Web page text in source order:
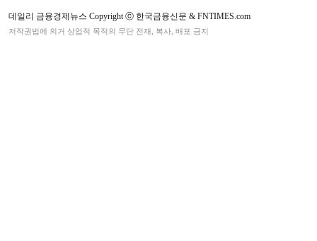
데일리 금융경제뉴스 Copyright ⓒ 한국금융신문 & FNTIMES.com
저작권법에 의거 상업적 목적의 무단 전재, 복사, 배포 금지